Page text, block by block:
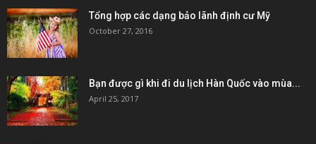
Tổng hợp các dạng bảo lãnh định cư Mỹ
October 27, 2016
Bạn được gì khi đi du lịch Hàn Quốc vào mùa...
April 25, 2017